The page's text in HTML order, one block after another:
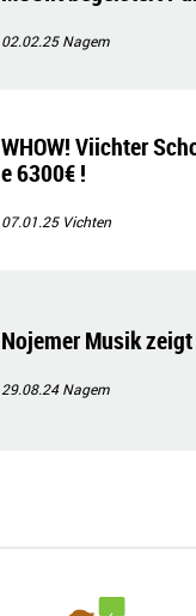
02.02.25Nagem
WHOW! Viichter
e 6300€ !
07.01.25 Vichten
Nojemer Musik
29.08.24Nagem